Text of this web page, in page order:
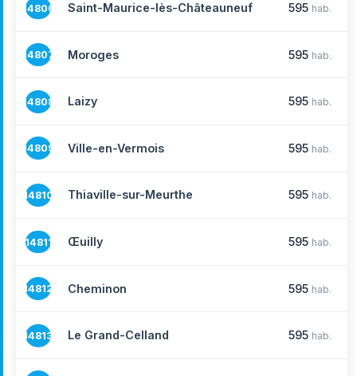
14806 Saint-Maurice-lès-Châteauneuf 595 hab.
14807 Moroges 595 hab.
14808 Laizy 595 hab.
14809 Ville-en-Vermois 595 hab.
14810 Thiaville-sur-Meurthe 595 hab.
14811 Œuilly 595 hab.
14812 Cheminon 595 hab.
14813 Le Grand-Celland 595 hab.